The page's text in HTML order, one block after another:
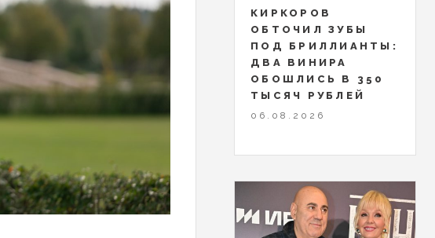
КИРКОРОВ
ОБТОЧИЛ ЗУБЫ
ПОД БРИЛЛИАНТЫ:
ДВА ВИНИРА
ОБОШЛИСЬ В 350
ТЫСЯЧ РУБЛЕЙ
06.08.2026